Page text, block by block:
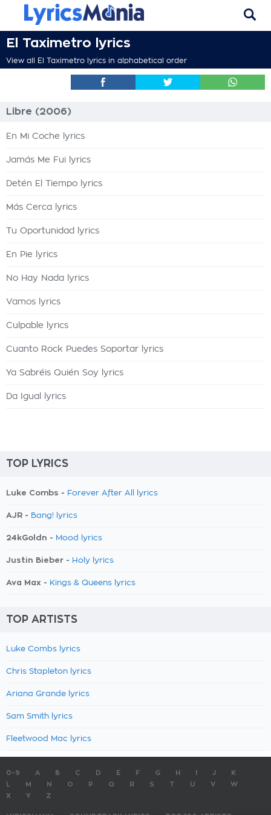
El Taximetro lyrics
View all El Taximetro lyrics in alphabetical order
Libre (2006)
En Mi Coche lyrics
Jamás Me Fui lyrics
Detén El Tiempo lyrics
Más Cerca lyrics
Tu Oportunidad lyrics
En Pie lyrics
No Hay Nada lyrics
Vamos lyrics
Culpable lyrics
Cuanto Rock Puedes Soportar lyrics
Ya Sabréis Quién Soy lyrics
Da Igual lyrics
TOP LYRICS
Luke Combs - Forever After All lyrics
AJR - Bang! lyrics
24kGoldn - Mood lyrics
Justin Bieber - Holy lyrics
Ava Max - Kings & Queens lyrics
TOP ARTISTS
Luke Combs lyrics
Chris Stapleton lyrics
Ariana Grande lyrics
Sam Smith lyrics
Fleetwood Mac lyrics
0-9 A B C D E F G H J
K
M N O P Q R S T U V
W
X
Y Z